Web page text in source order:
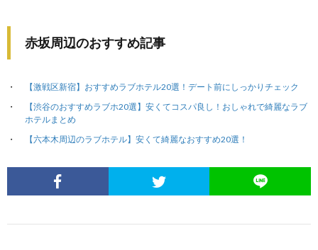
赤坂周辺のおすすめ記事
【激戦区新宿】おすすめラブホテル20選！デート前にしっかりチェック
【渋谷のおすすめラブホ20選】安くてコスパ良し！おしゃれで綺麗なラブ
ホテルまとめ
【六本木周辺のラブホテル】安くて綺麗なおすすめ20選！